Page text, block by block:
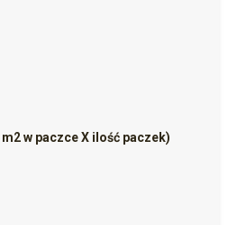
w paczce X ilość paczek)